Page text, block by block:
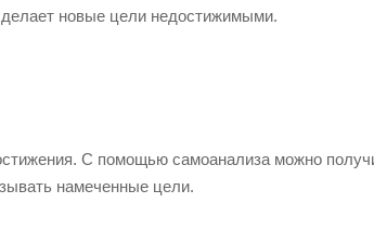
делает новые цели недостижимыми.
С помощью самоанализа можно
намеченные цели.